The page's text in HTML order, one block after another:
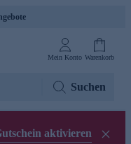
Mein Konto Warenkorb
Suchen
aktivieren